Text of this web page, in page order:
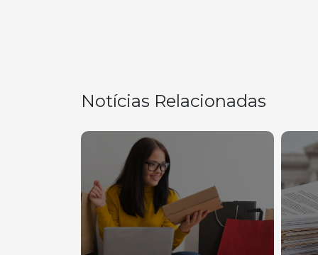
Notícias Relacionadas